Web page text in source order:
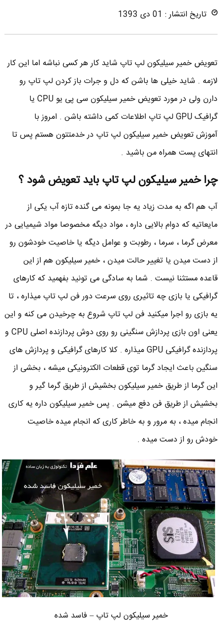
تاریخ انتشار : 01 دی 1393
تعویض خمیر سیلیکون لپ تاپ شاید کار هر کسی نباشه اما این کار
لازمه . شاید خیلی ها باشن که دل و جرات باز کردن لپ تاپ رو
دارن ولی در مورد تعویض خمیر سیلیکون سی پی یو CPU یا
گرافیک GPU لپ تاپ اطلاعات کمی داشته باشن . امروز با
آموزش تعویض خمیر سیلیکون لپ تاپ در خدمتتون هستم پس تا
انتهای پست همراه من باشید .
چرا خمیر سیلیکون لپ تاپ باید تعویض شود ؟
آب هم اگه به مدت زیاد یه جا بمونه می گنده تازه آب یکی از
مایعاتیه که دوام بالایی داره ، مواد دیگه مخصوصا مواد شیمیایی در
معرض گرما ، سرما ، رطوبت و عوامل دیگه یا خاصیت خودشون رو
از دست میدن یا تغییر حالت میدن ، خمیر سیلیکون هم از این
قاعده مستثنا نیست . شما به سادگی می تونید بفهمید که کارهای
گرافیکی یا بازی چه تاثیری روی سرعت دور فن لپ تاپ میذاره ، تا
یه بازی رو اجرا میکنید فن لپ تاپ شروع به چرخیدن می کنه و این
یعنی اون بازی پردازش سنگینی رو روی دوش پردازنده اصلی CPU و
پردازنده گرافیکی GPU میذاره . کلا کارهای گرافیکی و پردازش های
سنگین باعث ایجاد گرما توی قطعات الکترونیکی میشه ، بخشی از
این گرما از طریق خمیر سیلیکون بخشیش از طریق گرما گیر و
بخشیش از طریق فن دفع میشن . پس خمیر سیلیکون داره یه کاری
انجام میده ، به مرور و به خاطر کاری که انجام میده خاصیت
خودش رو از دست میده .
خمیر سیلیکون لپ تاپ – فاسد شده